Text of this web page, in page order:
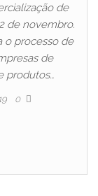
de
de novembro.
o processo de
de
produtos…
0